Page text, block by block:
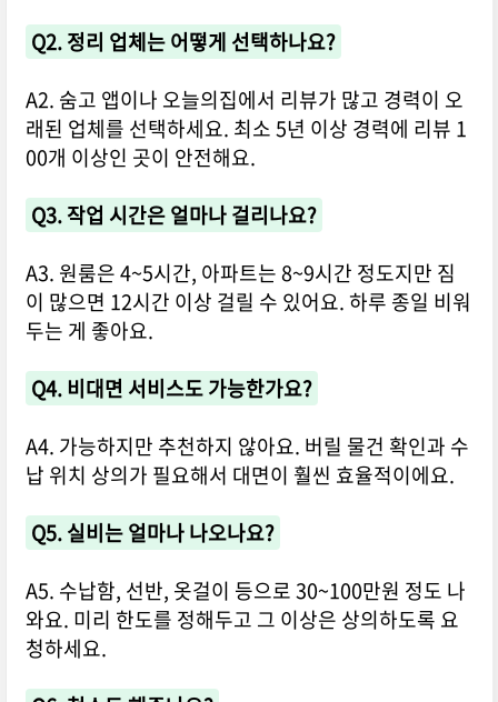
Q2. 정리 업체는 어떻게 선택하나요?
A2. 숨고 앱이나 오늘의집에서 리뷰가 많고 경력이 오
래된 업체를 선택하세요. 최소 5년 이상 경력에 리뷰 1
00개 이상인 곳이 안전해요.
Q3. 작업 시간은 얼마나 걸리나요?
A3. 원룸은 4~5시간, 아파트는 8~9시간 정도지만 짐
이 많으면 12시간 이상 걸릴 수 있어요. 하루 종일 비워
두는 게 좋아요.
Q4. 비대면 서비스도 가능한가요?
A4. 가능하지만 추천하지 않아요. 버릴 물건 확인과 수
납 위치 상의가 필요해서 대면이 훨씬 효율적이에요.
Q5. 실비는 얼마나 나오나요?
A5. 수납함, 선반, 옷걸이 등으로 30~100만원 정도 나
와요. 미리 한도를 정해두고 그 이상은 상의하도록 요
청하세요.